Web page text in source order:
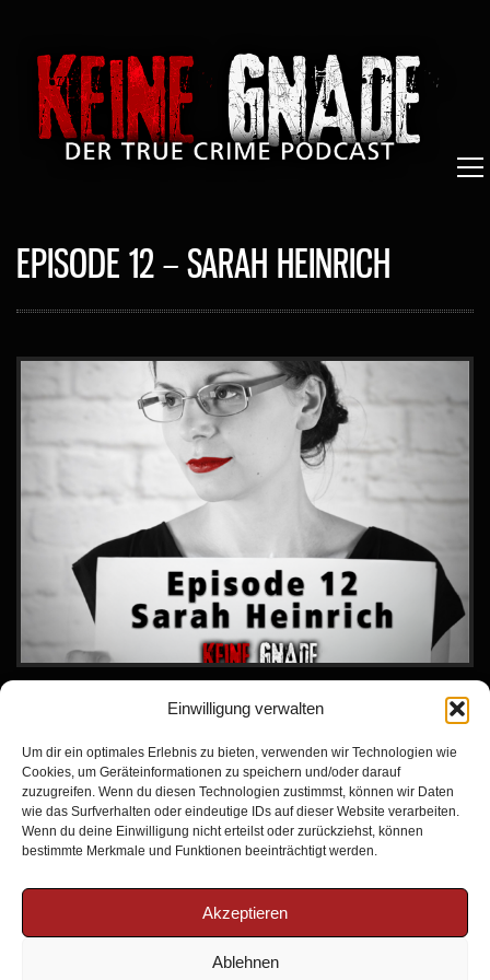
Einwilligung verwalten
Um dir ein optimales Erlebnis zu bieten, verwenden wir Technologien wie
Cookies, um Geräteinformationen zu speichern und/oder darauf
zuzugreifen. Wenn du diesen Technologien zustimmst, können wir Daten
wie das Surfverhalten oder eindeutige IDs auf dieser Website verarbeiten.
Wenn du deine Einwilligung nicht erteilst oder zurückziehst, können
bestimmte Merkmale und Funktionen beeinträchtigt werden.
Akzeptieren
Ablehnen
EPISODE 12 – SARAH HEINRICH
Sarahs größter Wunsch war es, die Liebe ihres Lebens zu finden, den
endlich ein schönes Leben schenkt. Stattdessen wird die junge Frau
Opfer medialer Ausbeutung und begegnet schließlich dem Mann, der sie
mit nur 32 Jahren aus dem Leben reißt. Eine tragische Geschichte von
Mobbing, Erniedrigung und Verzweiflung.
Zur Episode